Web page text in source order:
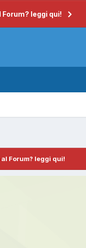
leggi qui!
Forum? leggi qui!